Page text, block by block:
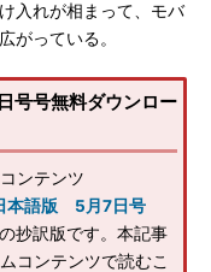
入れが相まって、モバ
がっている。
号無料ダウンロー
ンテンツ
本語版 5月7日号
抄訳版です。本記事
コンテンツで読むこ